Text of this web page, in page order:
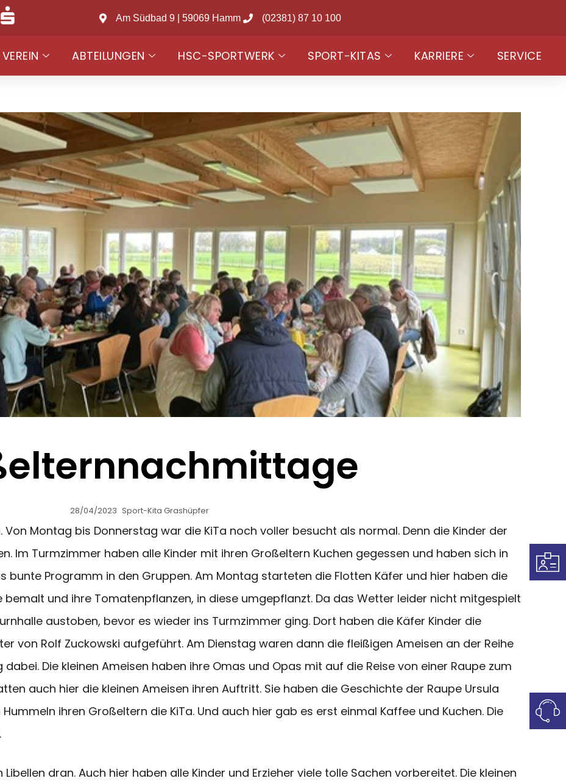
Am Südbad 9 | 59069 Hamm (02381) 87 10 100
ABTEILUNGEN HSC-SPORTWERK SPORT-KITAS KARRIERE SERVICE
28/04/2023 Sport-Kita Grashüpfer
Montag bis Donnerstag war die KiTa noch voller besucht als normal. Denn die Kinder der
Im Turmzimmer haben alle Kinder mit ihren Großeltern Kuchen gegessen und haben sich in
bunte Programm in den Gruppen. Am Montag starteten die Flotten Käfer und hier haben die
und ihre Tomatenpflanzen, in diese umgepflanzt. Da das Wetter leider nicht mitgespielt
austoben, bevor es wieder ins Turmzimmer ging. Dort haben die Käfer Kinder die
von Rolf Zuckowski aufgeführt. Am Dienstag waren dann die fleißigen Ameisen an der Reihe
Die kleinen Ameisen haben ihre Omas und Opas mit auf die Reise von einer Raupe zum
auch hier die kleinen Ameisen ihren Auftritt. Sie haben die Geschichte der Raupe Ursula
ihren Großeltern die KiTa. Und auch hier gab es erst einmal Kaffee und Kuchen. Die
dran. Auch hier haben alle Kinder und Erzieher viele tolle Sachen vorbereitet. Die kleinen